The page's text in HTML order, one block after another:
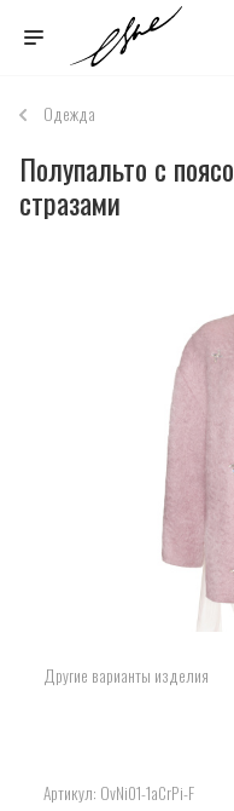
Одежда
Полупальто с
стразами
Другие варианты изделия
Артикул: OvNi01-1aCrPi-F